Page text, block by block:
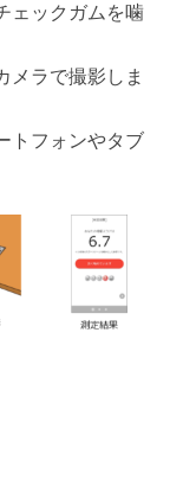
ェックガムを噛
ラで撮影しま
トフォンやタブ